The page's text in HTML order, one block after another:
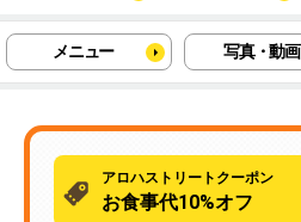
メニュー 写真・動画
アロハストリートクーポン
お食事代10%オフ